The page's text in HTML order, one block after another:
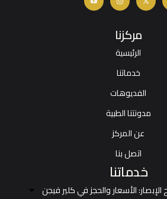
مركزنا
الرئيسية
خدماتنا
الفديوهات
مدونتنا الطبية
عن المركز
اتصل بنا
خدماتنا
الإبصار: الأسعار والحجز في كلير فيجن